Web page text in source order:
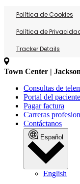
Política de Cookies
Política de
Tracker Details
Town Center |
Consultas de
Portal del paciente
Pagar factura
Carreras
Contáctanos
Español
English